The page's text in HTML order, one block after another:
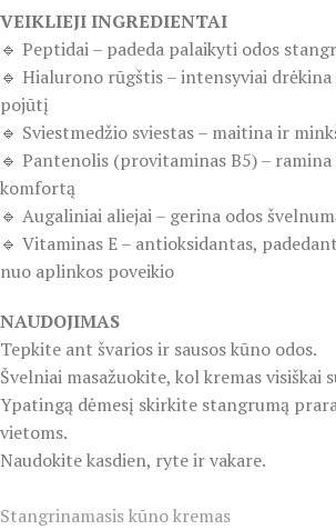
VEIKLIEJI INGREDIENTAI
🔹 Peptidai – padeda palaikyti odos
🔹 Hialurono rūgštis – intensyviai
pojūtį
🔹 Sviestmedžio sviestas – maitina ir
🔹 Pantenolis (provitaminas B5) –
komfortą
🔹 Augaliniai aliejai – gerina odos
🔹 Vitaminas E – antioksidantas,
nuo aplinkos poveikio
NAUDOJIMAS
Tepkite ant švarios ir sausos kūno odos.
Švelniai masažuokite, kol kremas visiškai
Ypatingą dėmesį skirkite stangrumą
vietoms.
Naudokite kasdien, ryte ir vakare.
Stangrinamasis kūno kremas